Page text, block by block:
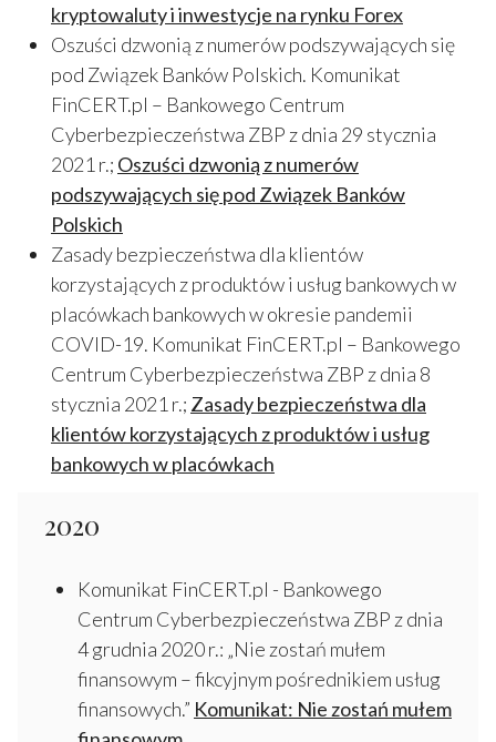
kryptowaluty i inwestycje na rynku Forex
Oszuści dzwonią z numerów podszywających się
pod Związek Banków Polskich. Komunikat
FinCERT.pl – Bankowego Centrum
Cyberbezpieczeństwa ZBP z dnia 29 stycznia
2021 r.; Oszuści dzwonią z numerów
podszywających się pod Związek Banków
Polskich
Zasady bezpieczeństwa dla klientów
korzystających z produktów i usług bankowych w
placówkach bankowych w okresie pandemii
COVID-19. Komunikat FinCERT.pl – Bankowego
Centrum Cyberbezpieczeństwa ZBP z dnia 8
stycznia 2021 r.; Zasady bezpieczeństwa dla
klientów korzystających z produktów i usług
bankowych w placówkach
2020
Komunikat FinCERT.pl - Bankowego
Centrum Cyberbezpieczeństwa ZBP z dnia
4 grudnia 2020 r.: „Nie zostań mułem
finansowym – fikcyjnym pośrednikiem usług
finansowych.” Komunikat: Nie zostań mułem